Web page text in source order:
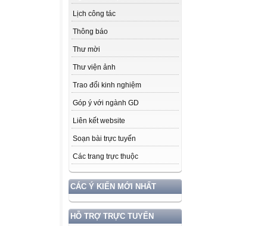
Lịch công tác
Thông báo
Thư mời
Thư viện ảnh
Trao đổi kinh nghiệm
Góp ý với ngành GD
Liên kết website
Soạn bài trực tuyến
Các trang trực thuộc
CÁC Ý KIẾN MỚI NHẤT
HỖ TRỢ TRỰC TUYẾN